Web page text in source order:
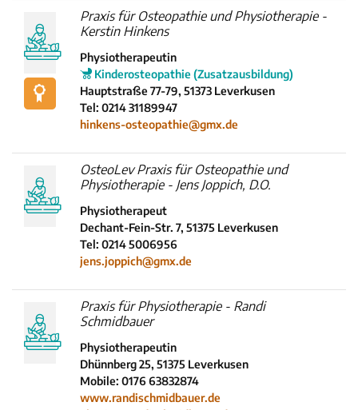
Praxis für Osteopathie und Physiotherapie -
Kerstin Hinkens
Physiotherapeutin
Kinderosteopathie (Zusatzausbildung)
Hauptstraße 77-79, 51373 Leverkusen
Tel: 0214 31189947
hinkens-osteopathie@gmx.de
OsteoLev Praxis für Osteopathie und
Physiotherapie - Jens Joppich, D.O.
Physiotherapeut
Dechant-Fein-Str. 7, 51375 Leverkusen
Tel: 0214 5006956
jens.joppich@gmx.de
Praxis für Physiotherapie - Randi
Schmidbauer
Physiotherapeutin
Dhünnberg 25, 51375 Leverkusen
Mobile: 0176 63832874
www.randischmidbauer.de